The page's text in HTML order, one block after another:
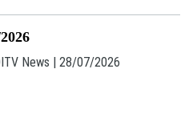
News | 28/07/2026